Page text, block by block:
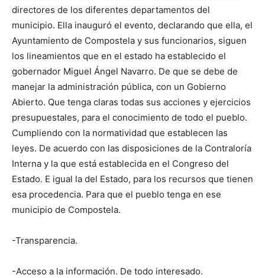
directores de los diferentes departamentos del
municipio. Ella inauguró el evento, declarando que ella, el
Ayuntamiento de Compostela y sus funcionarios, siguen
los lineamientos que en el estado ha establecido el
gobernador Miguel Ángel Navarro. De que se debe de
manejar la administración pública, con un Gobierno
Abierto. Que tenga claras todas sus acciones y ejercicios
presupuestales, para el conocimiento de todo el pueblo.
Cumpliendo con la normatividad que establecen las
leyes. De acuerdo con las disposiciones de la Contraloría
Interna y la que está establecida en el Congreso del
Estado. E igual la del Estado, para los recursos que tienen
esa procedencia. Para que el pueblo tenga en ese
municipio de Compostela.
-Transparencia.
-Acceso a la información. De todo interesado.